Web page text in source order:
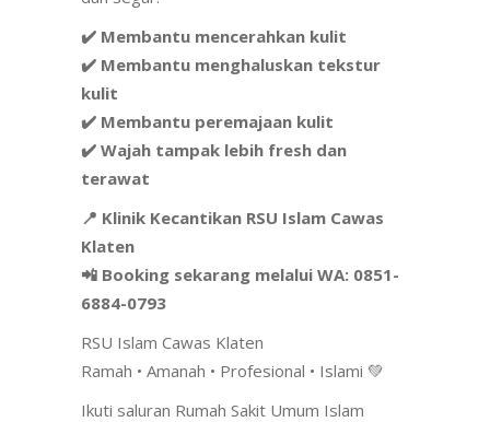
✔️ Membantu mencerahkan kulit
✔️ Membantu menghaluskan tekstur
kulit
✔️ Membantu peremajaan kulit
✔️ Wajah tampak lebih fresh dan
terawat
📍 Klinik Kecantikan RSU Islam Cawas
Klaten
📲 Booking sekarang melalui WA: 0851-
6884-0793
RSU Islam Cawas Klaten
Ramah • Amanah • Profesional • Islami 💚
Ikuti saluran Rumah Sakit Umum Islam